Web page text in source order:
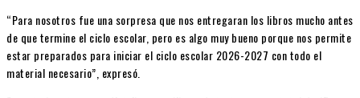
“Para nosotros fue una sorpresa que nos entregaran los libros mucho antes
de que termine el ciclo escolar, pero es algo muy bueno porque nos permite
estar preparados para iniciar el ciclo escolar 2026-2027 con todo el
material necesario”, expresó.